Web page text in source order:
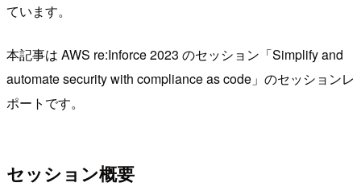
ています。
本記事は AWS re:Inforce 2023 のセッション「Simplify and
automate security with compliance as code」のセッションレ
ポートです。
セッション概要